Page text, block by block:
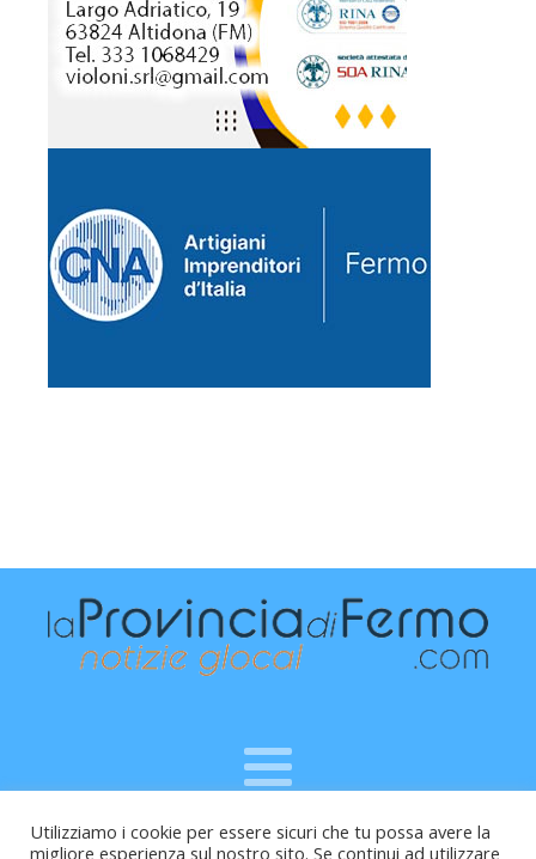
Raffaele Vitali - via Leopardi 10 - 61121 Pesaro (PU) -
Utilizziamo i cookie per essere sicuri che tu possa avere la
migliore esperienza sul nostro sito. Se continui ad utilizzare